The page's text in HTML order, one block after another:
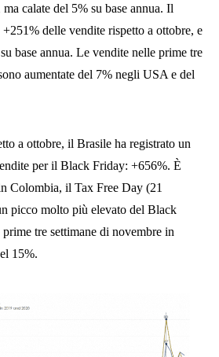
calate del 5% su base annua. Il
delle vendite rispetto a ottobre, e
base annua. Le vendite nelle prime tre
aumentate del 7% negli USA e del
a ottobre, il Brasile ha registrato un
per il Black Friday: +656%. È
Colombia, il Tax Free Day (21
picco molto più elevato del Black
tre settimane di novembre in
15%.